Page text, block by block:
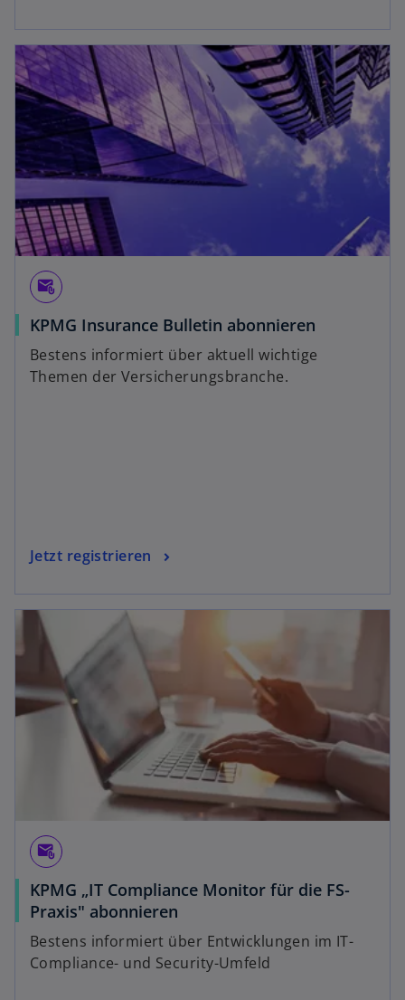
attach_email
KPMG Insurance Bulletin abonnieren
Bestens informiert über aktuell wichtige
Themen der Versicherungsbranche.
Jetzt registrieren
attach_email
KPMG „IT Compliance Monitor für die FS-
Praxis" abonnieren
Bestens informiert über Entwicklungen im IT-
Compliance- und Security-Umfeld